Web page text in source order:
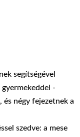
segítségével
-
és négy fejezetnek a
szedve: a mese